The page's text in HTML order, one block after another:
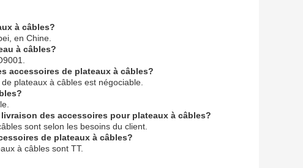
à câbles?
en Chine.
à câbles?
accessoires de plateaux à câbles?
plateaux à câbles est négociable.
des accessoires pour plateaux à câbles?
sont selon les besoins du client.
de plateaux à câbles?
à câbles sont TT.